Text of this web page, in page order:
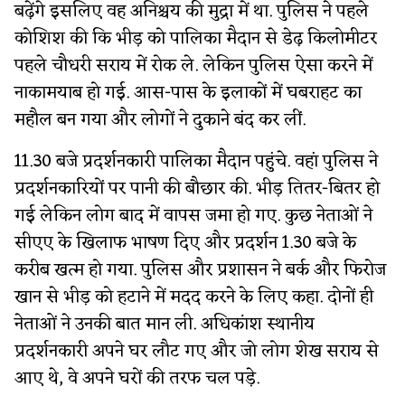
बढ़ेंगे इसलिए वह अनिश्चय की मुद्रा में था. पुलिस ने पहले
कोशिश की कि भीड़ को पालिका मैदान से डेढ़ किलोमीटर
पहले चौधरी सराय में रोक ले. लेकिन पुलिस ऐसा करने में
नाकामयाब हो गई. आस-पास के इलाकों में घबराहट का
महौल बन गया और लोगों ने दुकाने बंद कर लीं.
11.30 बजे प्रदर्शनकारी पालिका मैदान पहुंचे. वहां पुलिस ने
प्रदर्शनकारियों पर पानी की बौछार की. भीड़ तितर-बितर हो
गई लेकिन लोग बाद में वापस जमा हो गए. कुछ नेताओं ने
सीएए के खिलाफ भाषण दिए और प्रदर्शन 1.30 बजे के
करीब खत्म हो गया. पुलिस और प्रशासन ने बर्क और फिरोज
खान से भीड़ को हटाने में मदद करने के लिए कहा. दोनों ही
नेताओं ने उनकी बात मान ली. अधिकांश स्थानीय
प्रदर्शनकारी अपने घर लौट गए और जो लोग शेख सराय से
आए थे, वे अपने घरों की तरफ चल पड़े.